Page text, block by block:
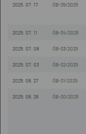
2025. 07. 17 ÖB-35/2025
2025. 07. 11 ÖB-34/2025
2025. 07. 08 ÖB-33/2025
2025. 07. 03 ÖB-32/2025
2025. 06. 27 ÖB-31/2025
2025. 06. 26 ÖB-30/2025